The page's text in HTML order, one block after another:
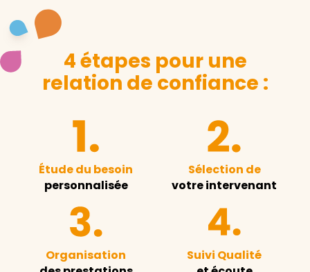
4 étapes pour une
relation de confiance :
Étude du besoin
personnalisée
Sélection de
votre intervenant
Organisation
Suivi Qualité